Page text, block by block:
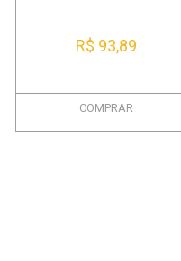
R$ 93,89
COMPRAR